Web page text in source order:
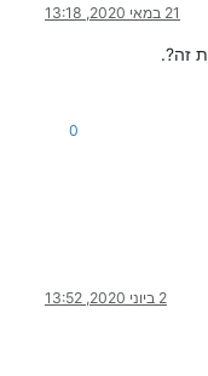
21 במאי 2020, 13:18
זה?.
0
2 ביוני 2020, 13:52